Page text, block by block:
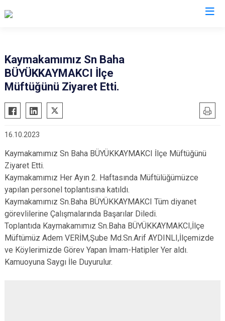
Göynücek
Gümüşhacıköy
Hamamözü
Taşova
Kaymakamımız Sn Baha
BÜYÜKKAYMAKCI İlçe
Müftüğünü Ziyaret Etti.
16.10.2023
Kaymakamımız Sn Baha BÜYÜKKAYMAKCI İlçe Müftüğünü
Ziyaret Etti.
Kaymakamımız Her Ayın 2. Haftasında Müftülüğümüzce
yapılan personel toplantısına katıldı.
Kaymakamımız Sn.Baha BÜYÜKKAYMAKCI Tüm diyanet
görevlilerine Çalışmalarında Başarılar Diledi.
Toplantıda Kaymakamımız Sn.Baha BÜYÜKKAYMAKCI,İlçe
Müftümüz Adem VERİM,Şube Md.Sn.Arif AYDINLI,İlçemizde
ve Köylerimizde Görev Yapan İmam-Hatipler Yer aldı.
Kamuoyuna Saygı İle Duyurulur.